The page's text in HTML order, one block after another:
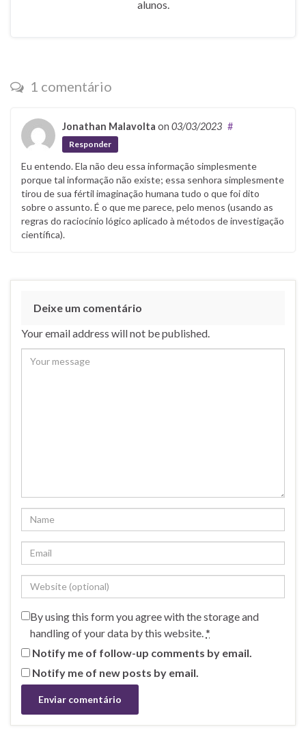
alunos.
1 comentário
Jonathan Malavolta on 03/03/2023 #
Responder
Eu entendo. Ela não deu essa informação simplesmente
porque tal informação não existe; essa senhora simplesmente
tirou de sua fértil imaginação humana tudo o que foi dito
sobre o assunto. É o que me parece, pelo menos (usando as
regras do raciocínio lógico aplicado à métodos de investigação
científica).
Deixe um comentário
Your email address will not be published.
By using this form you agree with the storage and
handling of your data by this website. *
Notify me of follow-up comments by email.
Notify me of new posts by email.